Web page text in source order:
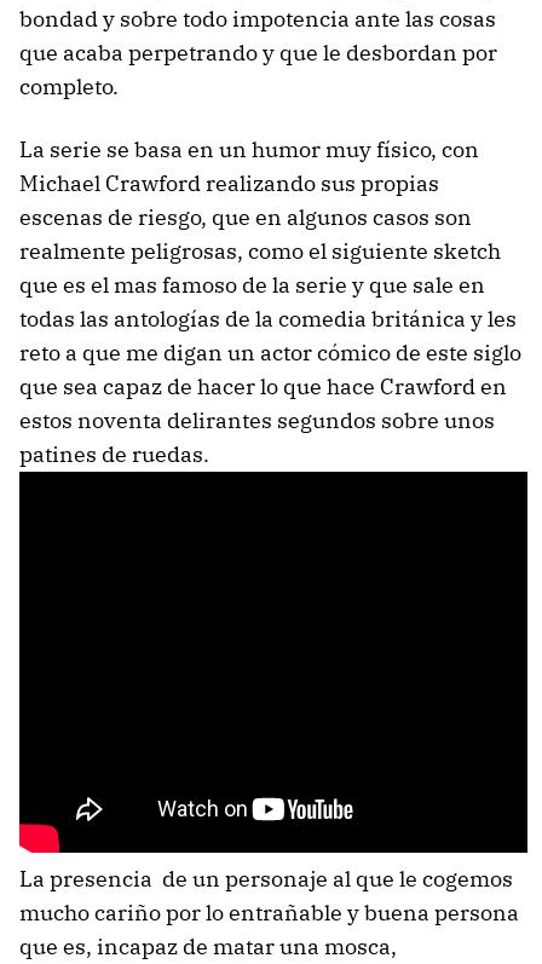
bondad y sobre todo impotencia ante las cosas
que acaba perpetrando y que le desbordan por
completo.
La serie se basa en un humor muy físico, con
Michael Crawford realizando sus propias
escenas de riesgo, que en algunos casos son
realmente peligrosas, como el siguiente sketch
que es el mas famoso de la serie y que sale en
todas las antologías de la comedia británica y les
reto a que me digan un actor cómico de este siglo
que sea capaz de hacer lo que hace Crawford en
estos noventa delirantes segundos sobre unos
patines de ruedas.
La presencia de un personaje al que le cogemos
mucho cariño por lo entrañable y buena persona
que es, incapaz de matar una mosca,